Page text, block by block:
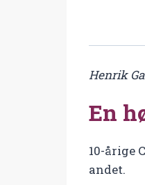
Henrik
En
10-årige
andet.